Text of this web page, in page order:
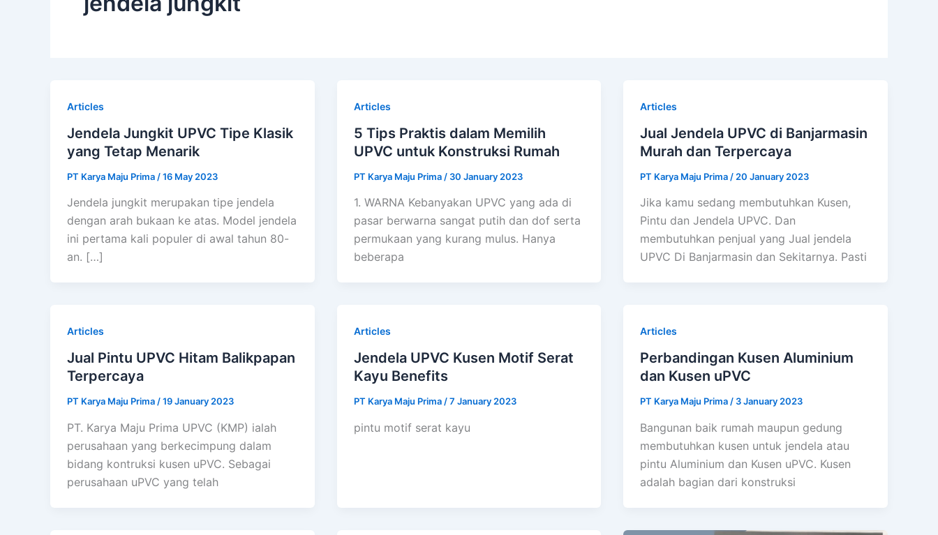
Articles
Jendela Jungkit UPVC Tipe Klasik
yang Tetap Menarik
PT Karya Maju Prima /16 May 2023
Jendela jungkit merupakan tipe jendela
dengan arah bukaan ke atas. Model jendela
ini pertama kali populer di awal tahun 80-
an. […]
Articles
5 Tips Praktis dalam Memilih
UPVC untuk Konstruksi Rumah
PT Karya Maju Prima / 30 January 2023
1. WARNA Kebanyakan UPVC yang ada di
pasar berwarna sangat putih dan dof serta
permukaan yang kurang mulus. Hanya
beberapa
Articles
Jual Jendela UPVC di Banjarmasin
Murah dan Terpercaya
PT Karya Maju Prima / 20 January 2023
Jika kamu sedang membutuhkan Kusen,
Pintu dan Jendela UPVC. Dan
membutuhkan penjual yang Jual jendela
UPVC Di Banjarmasin dan Sekitarnya. Pasti
Articles
Jual Pintu UPVC Hitam Balikpapan
Terpercaya
PT Karya Maju Prima /19 January 2023
PT. Karya Maju Prima UPVC (KMP) ialah
perusahaan yang berkecimpung dalam
bidang kontruksi kusen uPVC. Sebagai
perusahaan uPVC yang telah
Articles
Jendela UPVC Kusen Motif Serat
Kayu Benefits
PT Karya Maju Prima /7 January 2023
pintu motif serat kayu
Articles
Perbandingan Kusen Aluminium
dan Kusen uPVC
PT Karya Maju Prima / 3 January 2023
Bangunan baik rumah maupun gedung
membutuhkan kusen untuk jendela atau
pintu Aluminium dan Kusen uPVC. Kusen
adalah bagian dari konstruksi